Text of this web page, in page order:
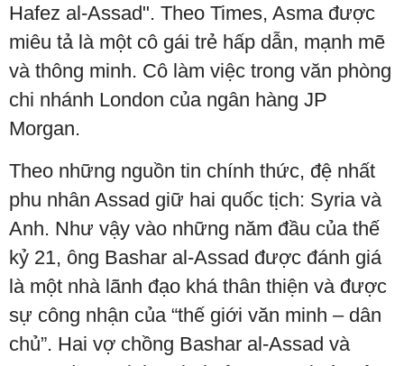
Hafez al-Assad". Theo Times, Asma được
miêu tả là một cô gái trẻ hấp dẫn, mạnh mẽ
và thông minh. Cô làm việc trong văn phòng
chi nhánh London của ngân hàng JP
Morgan.
Theo những nguồn tin chính thức, đệ nhất
phu nhân Assad giữ hai quốc tịch: Syria và
Anh. Như vậy vào những năm đầu của thế
kỷ 21, ông Bashar al-Assad được đánh giá
là một nhà lãnh đạo khá thân thiện và được
sự công nhận của “thế giới văn minh – dân
chủ”. Hai vợ chồng Bashar al-Assad và